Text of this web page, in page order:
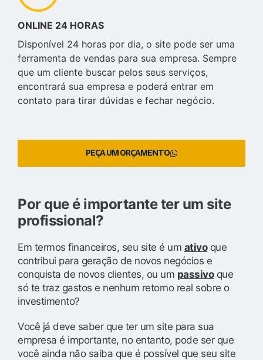
ONLINE 24 HORAS
Disponível 24 horas por dia, o site pode ser uma
ferramenta de vendas para sua empresa. Sempre
que um cliente buscar pelos seus serviços,
encontrará sua empresa e poderá entrar em
contato para tirar dúvidas e fechar negócio.
PEÇA UM ORÇAMENTO
Por que é importante ter um site
profissional?
Em termos financeiros, seu site é um ativoque
contribui para geração de novos negócios e
conquista de novos clientes, ou um passivoque
só te traz gastos e nenhum retorno real sobre o
investimento?
Você já deve saber que ter um site para sua
empresa é importante, no entanto, pode ser que
você ainda não saiba que é possível que seu site